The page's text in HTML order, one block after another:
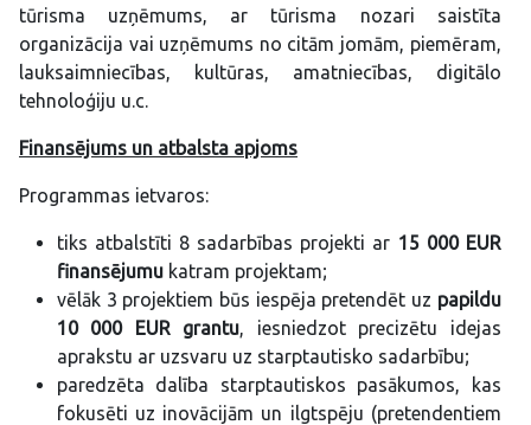
tūrisma uzņēmums, ar tūrisma nozari saistīta
organizācija vai uzņēmums no citām jomām, piemēram,
lauksaimniecības, kultūras, amatniecības, digitālo
tehnoloģiju u.c.
Finansējums un atbalsta apjoms
Programmas ietvaros:
tiks atbalstīti 8 sadarbības projekti ar 15 000 EUR
finansējumu katram projektam;
vēlāk 3 projektiem būs iespēja pretendēt uz papildu
10 000 EUR grantu, iesniedzot precizētu idejas
aprakstu ar uzsvaru uz starptautisko sadarbību;
paredzēta dalība starptautiskos pasākumos, kas
fokusēti uz inovācijām un ilgtspēju (pretendentiem